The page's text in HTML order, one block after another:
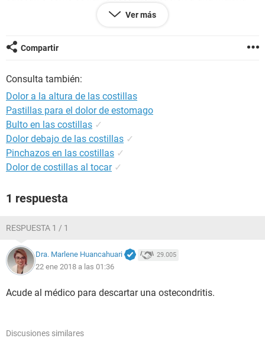
pero no sale nada creian que era la visicula pero nada no es
eso esta ves el dolor fue mas cevero pues ahora es en los 2
doctores dicen que todo esta bien pero yo c que no mi
cuerpo o esta avisandome que algo anda mal o de plano
puede ser aire pero la verdad me preocupa pues no puedo
toser,agitarme,reir o suspirar por que me duele mucho. Que
podria ser?
Ver más
Compartir
Consulta también:
Dolor a la altura de las costillas
Pastillas para el dolor de estomago
Bulto en las costillas ✓
Dolor debajo de las costillas ✓
Pinchazos en las costillas ✓
Dolor de costillas al tocar ✓
1 respuesta
RESPUESTA 1 / 1
Dra. Marlene Huancahuari 29.005
22 ene 2018 a las 01:36
Acude al médico para descartar una ostecondritis.
Discusiones similares